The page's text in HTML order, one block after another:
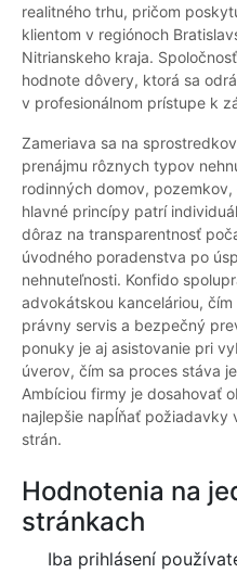
realitného trhu, pričom
klientom v regiónoch
Nitrianskeho kraja.
hodnote dôvery, ktorá sa
v profesionálnom prístupe k
Zameriava sa na
prenájmu rôznych typov
rodinných domov,
hlavné princípy patrí
dôraz na transparentnosť
úvodného poradenstva po
nehnuteľnosti. Konfido
advokátskou kanceláriou,
právny servis a bezpečný
ponuky je aj asistovanie pri
úverov, čím sa proces stáva
Ambíciou firmy je dosahovať
najlepšie napĺňať
strán.
Hodnotenia na
stránkach
Iba prihlásení